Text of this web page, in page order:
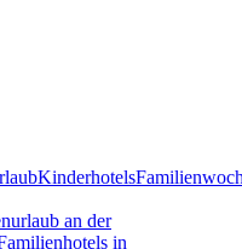
Kinderhotels
an der
in